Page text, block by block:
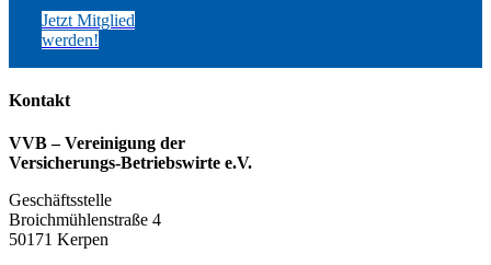
Jetzt Mitglied
werden!
Kontakt
VVB – Vereinigung der
Versicherungs-Betriebswirte e.V.
Geschäftsstelle
Broichmühlenstraße 4
50171 Kerpen